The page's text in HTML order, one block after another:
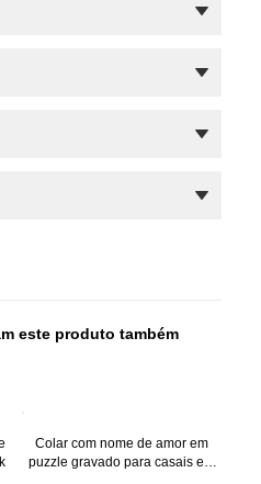
este produto também
Colar com nome de amor em
puzzle gravado para casais em